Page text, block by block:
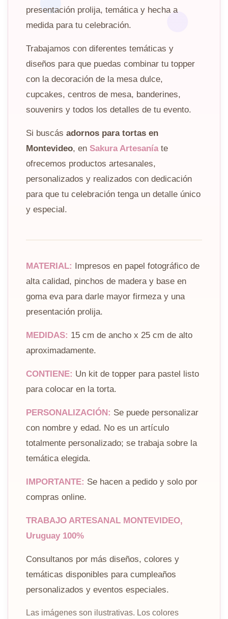
presentación prolija, temática y hecha a
medida para tu celebración.
Trabajamos con diferentes temáticas y
diseños para que puedas combinar tu topper
con la decoración de la mesa dulce,
cupcakes, centros de mesa, banderines,
souvenirs y todos los detalles de tu evento.
Si buscás adornos para tortas en
Montevideo, en Sakura Artesaníate
ofrecemos productos artesanales,
personalizados y realizados con dedicación
para que tu celebración tenga un detalle único
y especial.
MATERIAL: Impresos en papel fotográfico de
alta calidad, pinchos de madera y base en
goma eva para darle mayor firmeza y una
presentación prolija.
MEDIDAS: 15 cm de ancho x 25 cm de alto
aproximadamente.
CONTIENE: Un kit de topper para pastel listo
para colocar en la torta.
PERSONALIZACIÓN: Se puede personalizar
con nombre y edad. No es un artículo
totalmente personalizado; se trabaja sobre la
temática elegida.
IMPORTANTE: Se hacen a pedido y solo por
compras online.
TRABAJO ARTESANAL MONTEVIDEO,
Uruguay 100%
Consultanos por más diseños, colores y
temáticas disponibles para cumpleaños
personalizados y eventos especiales.
Las imágenes son ilustrativas. Los colores